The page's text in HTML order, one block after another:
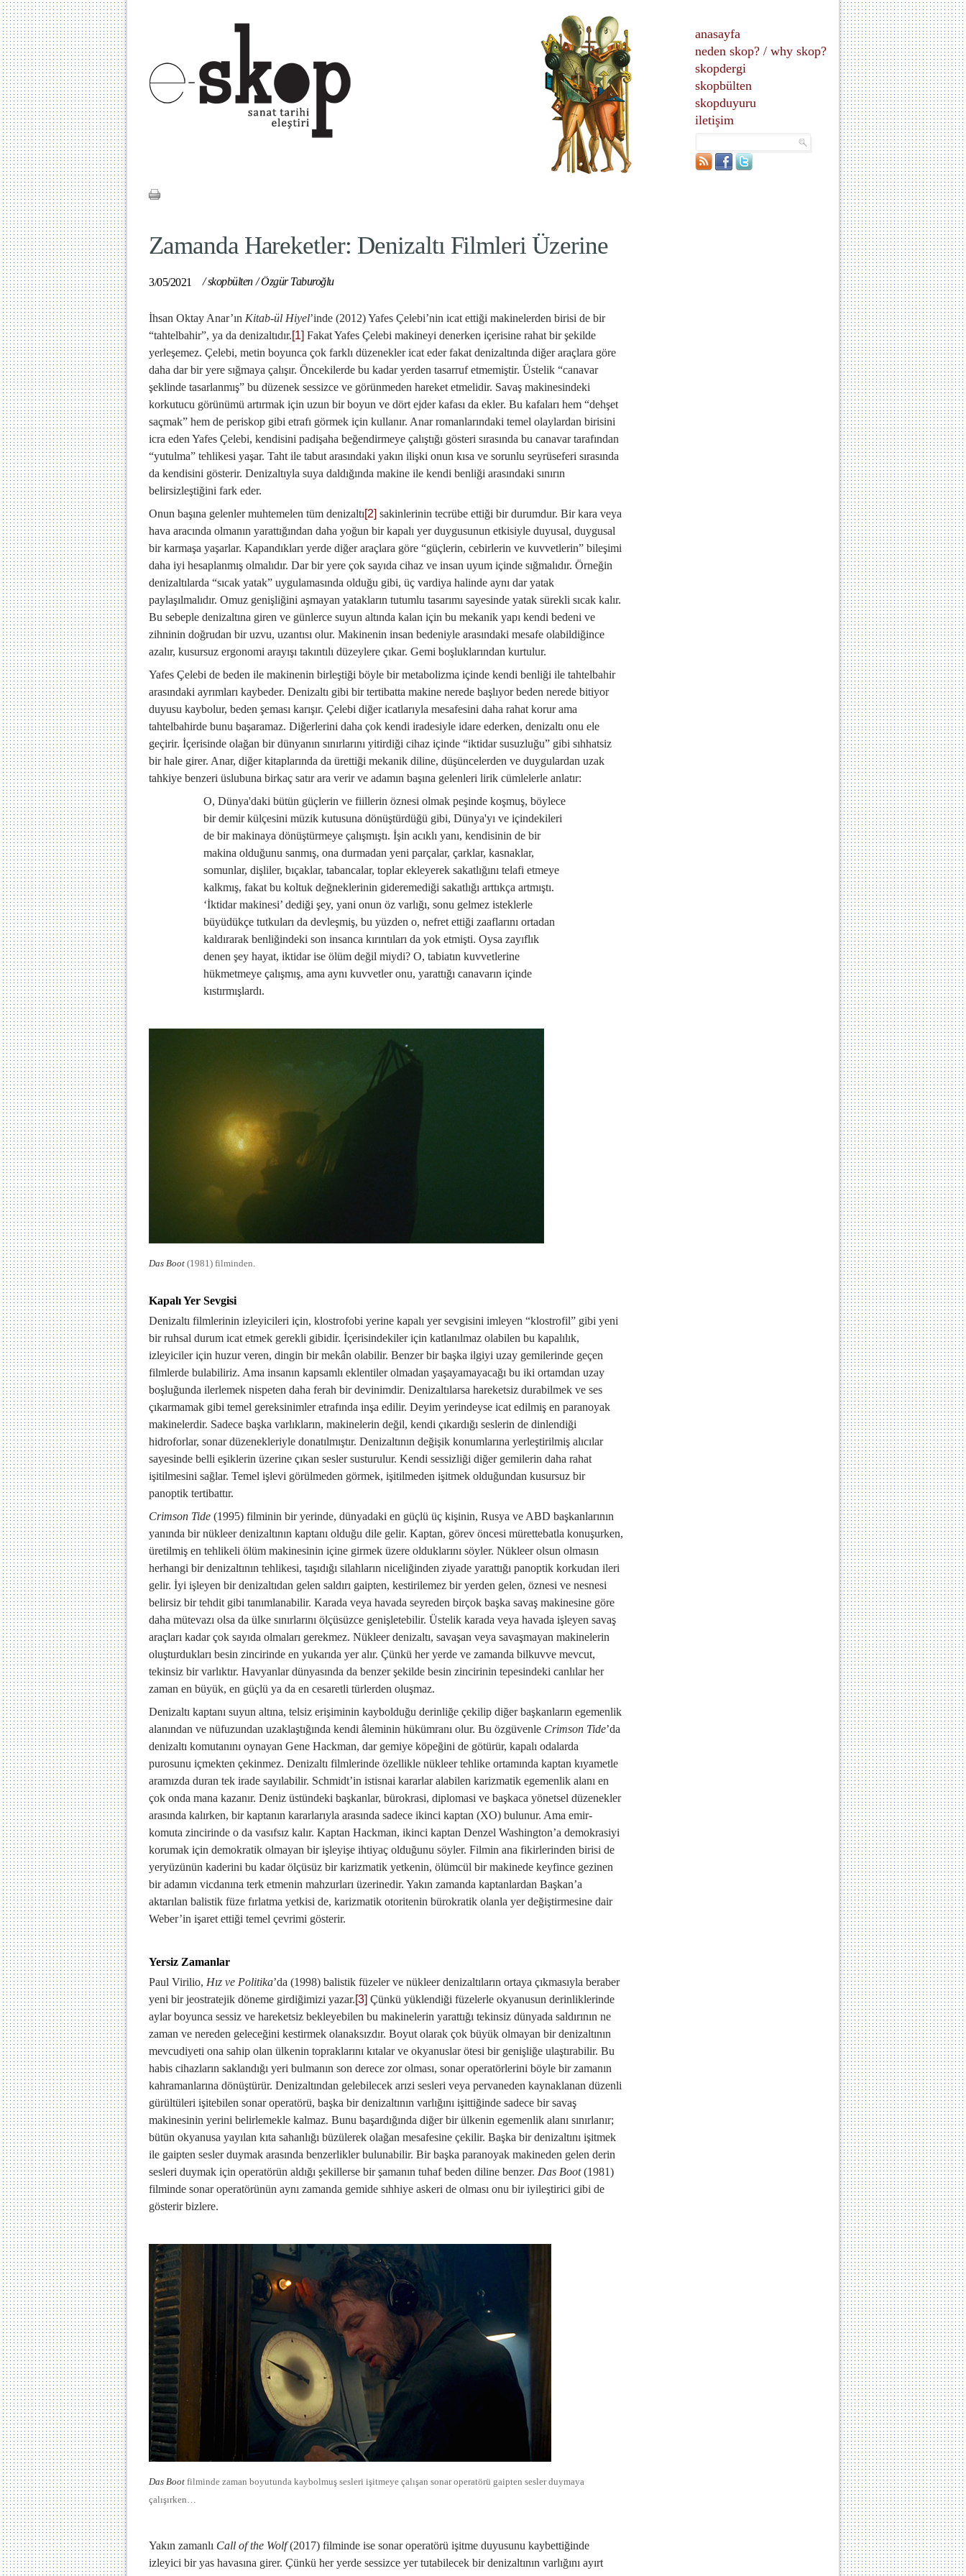
anasayfa
neden skop? / why skop?
skopdergi
skopbülten
skopduyuru
iletişim
Zamanda Hareketler: Denizaltı Filmleri Üzerine
3/05/2021 /skopbülten /Özgür Taburoğlu
İhsan Oktay Anar’ın Kitab-ül Hiyel’inde (2012) Yafes Çelebi’nin icat ettiği makinelerden birisi de bir
“tahtelbahir”, ya da denizaltıdır.[1] Fakat Yafes Çelebi makineyi denerken içerisine rahat bir şekilde
yerleşemez. Çelebi, metin boyunca çok farklı düzenekler icat eder fakat denizaltında diğer araçlara göre
daha dar bir yere sığmaya çalışır. Öncekilerde bu kadar yerden tasarruf etmemiştir. Üstelik “canavar
şeklinde tasarlanmış” bu düzenek sessizce ve görünmeden hareket etmelidir. Savaş makinesindeki
korkutucu görünümü artırmak için uzun bir boyun ve dört ejder kafası da ekler. Bu kafaları hem “dehşet
saçmak” hem de periskop gibi etrafı görmek için kullanır. Anar romanlarındaki temel olaylardan birisini
icra eden Yafes Çelebi, kendisini padişaha beğendirmeye çalıştığı gösteri sırasında bu canavar tarafından
“yutulma” tehlikesi yaşar. Taht ile tabut arasındaki yakın ilişki onun kısa ve sorunlu seyrüseferi sırasında
da kendisini gösterir. Denizaltıyla suya daldığında makine ile kendi benliği arasındaki sınırın
belirsizleştiğini fark eder.
Onun başına gelenler muhtemelen tüm denizaltı[2] sakinlerinin tecrübe ettiği bir durumdur. Bir kara veya
hava aracında olmanın yarattığından daha yoğun bir kapalı yer duygusunun etkisiyle duyusal, duygusal
bir karmaşa yaşarlar. Kapandıkları yerde diğer araçlara göre “güçlerin, cebirlerin ve kuvvetlerin” bileşimi
daha iyi hesaplanmış olmalıdır. Dar bir yere çok sayıda cihaz ve insan uyum içinde sığmalıdır. Örneğin
denizaltılarda “sıcak yatak” uygulamasında olduğu gibi, üç vardiya halinde aynı dar yatak
paylaşılmalıdır. Omuz genişliğini aşmayan yatakların tutumlu tasarımı sayesinde yatak sürekli sıcak kalır.
Bu sebeple denizaltına giren ve günlerce suyun altında kalan için bu mekanik yapı kendi bedeni ve
zihninin doğrudan bir uzvu, uzantısı olur. Makinenin insan bedeniyle arasındaki mesafe olabildiğince
azalır, kusursuz ergonomi arayışı takıntılı düzeylere çıkar. Gemi boşluklarından kurtulur.
Yafes Çelebi de beden ile makinenin birleştiği böyle bir metabolizma içinde kendi benliği ile tahtelbahir
arasındaki ayrımları kaybeder. Denizaltı gibi bir tertibatta makine nerede başlıyor beden nerede bitiyor
duyusu kaybolur, beden şeması karışır. Çelebi diğer icatlarıyla mesafesini daha rahat korur ama
tahtelbahirde bunu başaramaz. Diğerlerini daha çok kendi iradesiyle idare ederken, denizaltı onu ele
geçirir. İçerisinde olağan bir dünyanın sınırlarını yitirdiği cihaz içinde “iktidar susuzluğu” gibi sıhhatsiz
bir hale girer. Anar, diğer kitaplarında da ürettiği mekanik diline, düşüncelerden ve duygulardan uzak
tahkiye benzeri üslubuna birkaç satır ara verir ve adamın başına gelenleri lirik cümlelerle anlatır:
O, Dünya'daki bütün güçlerin ve fiillerin öznesi olmak peşinde koşmuş, böylece
bir demir külçesini müzik kutusuna dönüştürdüğü gibi, Dünya'yı ve içindekileri
de bir makinaya dönüştürmeye çalışmıştı. İşin acıklı yanı, kendisinin de bir
makina olduğunu sanmış, ona durmadan yeni parçalar, çarklar, kasnaklar,
somunlar, dişliler, bıçaklar, tabancalar, toplar ekleyerek sakatlığını telafi etmeye
kalkmış, fakat bu koltuk değneklerinin gideremediği sakatlığı arttıkça artmıştı.
‘İktidar makinesi’ dediği şey, yani onun öz varlığı, sonu gelmez isteklerle
büyüdükçe tutkuları da devleşmiş, bu yüzden o, nefret ettiği zaaflarını ortadan
kaldırarak benliğindeki son insanca kırıntıları da yok etmişti. Oysa zayıflık
denen şey hayat, iktidar ise ölüm değil miydi? O, tabiatın kuvvetlerine
hükmetmeye çalışmış, ama aynı kuvvetler onu, yarattığı canavarın içinde
kıstırmışlardı.
Das Boot (1981) filminden.
Kapalı Yer Sevgisi
Denizaltı filmlerinin izleyicileri için, klostrofobi yerine kapalı yer sevgisini imleyen “klostrofil” gibi yeni
bir ruhsal durum icat etmek gerekli gibidir. İçerisindekiler için katlanılmaz olabilen bu kapalılık,
izleyiciler için huzur veren, dingin bir mekân olabilir. Benzer bir başka ilgiyi uzay gemilerinde geçen
filmlerde bulabiliriz. Ama insanın kapsamlı eklentiler olmadan yaşayamayacağı bu iki ortamdan uzay
boşluğunda ilerlemek nispeten daha ferah bir devinimdir. Denizaltılarsa hareketsiz durabilmek ve ses
çıkarmamak gibi temel gereksinimler etrafında inşa edilir. Deyim yerindeyse icat edilmiş en paranoyak
makinelerdir. Sadece başka varlıkların, makinelerin değil, kendi çıkardığı seslerin de dinlendiği
hidroforlar, sonar düzenekleriyle donatılmıştır. Denizaltının değişik konumlarına yerleştirilmiş alıcılar
sayesinde belli eşiklerin üzerine çıkan sesler susturulur. Kendi sessizliği diğer gemilerin daha rahat
işitilmesini sağlar. Temel işlevi görülmeden görmek, işitilmeden işitmek olduğundan kusursuz bir
panoptik tertibattır.
Crimson Tide (1995) filminin bir yerinde, dünyadaki en güçlü üç kişinin, Rusya ve ABD başkanlarının
yanında bir nükleer denizaltının kaptanı olduğu dile gelir. Kaptan, görev öncesi mürettebatla konuşurken,
üretilmiş en tehlikeli ölüm makinesinin içine girmek üzere olduklarını söyler. Nükleer olsun olmasın
herhangi bir denizaltının tehlikesi, taşıdığı silahların niceliğinden ziyade yarattığı panoptik korkudan ileri
gelir. İyi işleyen bir denizaltıdan gelen saldırı gaipten, kestirilemez bir yerden gelen, öznesi ve nesnesi
belirsiz bir tehdit gibi tanımlanabilir. Karada veya havada seyreden birçok başka savaş makinesine göre
daha mütevazı olsa da ülke sınırlarını ölçüsüzce genişletebilir. Üstelik karada veya havada işleyen savaş
araçları kadar çok sayıda olmaları gerekmez. Nükleer denizaltı, savaşan veya savaşmayan makinelerin
oluşturdukları besin zincirinde en yukarıda yer alır. Çünkü her yerde ve zamanda bilkuvve mevcut,
tekinsiz bir varlıktır. Havyanlar dünyasında da benzer şekilde besin zincirinin tepesindeki canlılar her
zaman en büyük, en güçlü ya da en cesaretli türlerden oluşmaz.
Denizaltı kaptanı suyun altına, telsiz erişiminin kaybolduğu derinliğe çekilip diğer başkanların egemenlik
alanından ve nüfuzundan uzaklaştığında kendi âleminin hükümranı olur. Bu özgüvenle Crimson Tide’da
denizaltı komutanını oynayan Gene Hackman, dar gemiye köpeğini de götürür, kapalı odalarda
purosunu içmekten çekinmez. Denizaltı filmlerinde özellikle nükleer tehlike ortamında kaptan kıyametle
aramızda duran tek irade sayılabilir. Schmidt’in istisnai kararlar alabilen karizmatik egemenlik alanı en
çok onda mana kazanır. Deniz üstündeki başkanlar, bürokrasi, diplomasi ve başkaca yönetsel düzenekler
arasında kalırken, bir kaptanın kararlarıyla arasında sadece ikinci kaptan (XO) bulunur. Ama emir-
komuta zincirinde o da vasıfsız kalır. Kaptan Hackman, ikinci kaptan Denzel Washington’a demokrasiyi
korumak için demokratik olmayan bir işleyişe ihtiyaç olduğunu söyler. Filmin ana fikirlerinden birisi de
yeryüzünün kaderini bu kadar ölçüsüz bir karizmatik yetkenin, ölümcül bir makinede keyfince gezinen
bir adamın vicdanına terk etmenin mahzurları üzerinedir. Yakın zamanda kaptanlardan Başkan’a
aktarılan balistik füze fırlatma yetkisi de, karizmatik otoritenin bürokratik olanla yer değiştirmesine dair
Weber’in işaret ettiği temel çevrimi gösterir.
Yersiz Zamanlar
Paul Virilio, Hız ve Politika’da (1998) balistik füzeler ve nükleer denizaltıların ortaya çıkmasıyla beraber
yeni bir jeostratejik döneme girdiğimizi yazar.[3] Çünkü yüklendiği füzelerle okyanusun derinliklerinde
aylar boyunca sessiz ve hareketsiz bekleyebilen bu makinelerin yarattığı tekinsiz dünyada saldırının ne
zaman ve nereden geleceğini kestirmek olanaksızdır. Boyut olarak çok büyük olmayan bir denizaltının
mevcudiyeti ona sahip olan ülkenin topraklarını kıtalar ve okyanuslar ötesi bir genişliğe ulaştırabilir. Bu
habis cihazların saklandığı yeri bulmanın son derece zor olması, sonar operatörlerini böyle bir zamanın
kahramanlarına dönüştürür. Denizaltından gelebilecek arızi sesleri veya pervaneden kaynaklanan düzenli
gürültüleri işitebilen sonar operatörü, başka bir denizaltının varlığını işittiğinde sadece bir savaş
makinesinin yerini belirlemekle kalmaz. Bunu başardığında diğer bir ülkenin egemenlik alanı sınırlanır;
bütün okyanusa yayılan kıta sahanlığı büzülerek olağan mesafesine çekilir. Başka bir denizaltını işitmek
ile gaipten sesler duymak arasında benzerlikler bulunabilir. Bir başka paranoyak makineden gelen derin
sesleri duymak için operatörün aldığı şekillerse bir şamanın tuhaf beden diline benzer. Das Boot(1981)
filminde sonar operatörünün aynı zamanda gemide sıhhiye askeri de olması onu bir iyileştirici gibi de
gösterir bizlere.
Das Boot filminde zaman boyutunda kaybolmuş sesleri işitmeye çalışan sonar operatörü gaipten sesler duymaya
çalışırken…
Yakın zamanlı Call of the Wolf(2017) filminde ise sonar operatörü işitme duyusunu kaybettiğinde
izleyici bir yas havasına girer. Çünkü her yerde sessizce yer tutabilecek bir denizaltının varlığını ayırt